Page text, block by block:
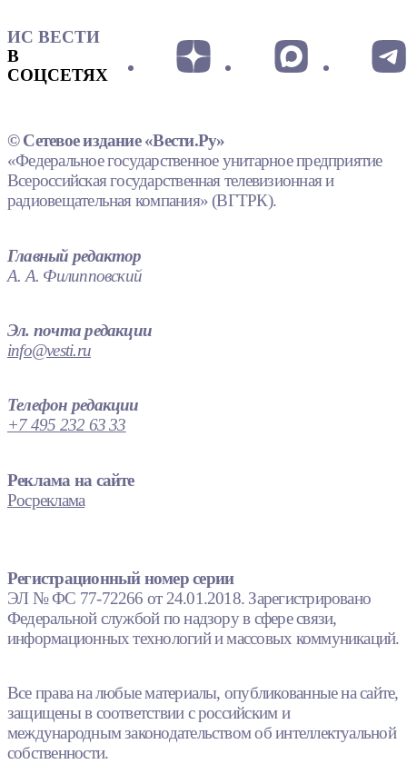
ИС ВЕСТИ
В
СОЦСЕТЯХ
© Сетевое издание «Вести.Ру»
«Федеральное государственное унитарное предприятие
Всероссийская государственная телевизионная и
радиовещательная компания» (ВГТРК).
Главный редактор
А. А. Филипповский
Эл. почта редакции
info@vesti.ru
Телефон редакции
+7 495 232 63 33
Реклама на сайте
Росреклама
Регистрационный номер серии
ЭЛ № ФС 77-72266 от 24.01.2018. Зарегистрировано
Федеральной службой по надзору в сфере связи,
информационных технологий и массовых коммуникаций.
Все права на любые материалы, опубликованные на сайте,
защищены в соответствии с российским и
международным законодательством об интеллектуальной
собственности.